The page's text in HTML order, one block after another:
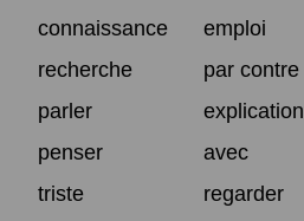
connaissance
emploi
recherche
par contre
parler
explication
penser
avec
triste
regarder